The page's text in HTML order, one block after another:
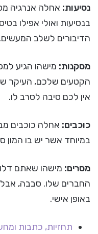
נסיעות: אחלה אנרגיה
בנסיעות ואולי אפילו
הדיבורים לשלב המעשים.
מסקנות: מישהו הגיע
הקטעים שלכם, העיקר
אין לכם סיבה לסרב לו.
כוכבים: אחלה כוכבים
במיוחד אשר יש בו המון
מסרים: מישהו שאתם
החברים שלו. סבבה,
באופן אישי.
תחזיות, כתבות